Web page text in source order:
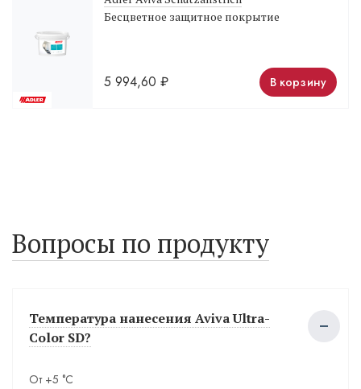
Бесцветное защитное покрытие
5 994,60 ₽ В корзину
Вопросы по продукту
Температура нанесения Aviva Ultra-
Color SD?
От +5 °С